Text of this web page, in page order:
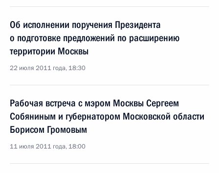
Об исполнении поручения Президента
о подготовке предложений по расширению
территории Москвы
22 июля 2011 года, 18:30
Рабочая встреча с мэром Москвы Сергеем
Собяниным и губернатором Московской области
Борисом Громовым
11 июля 2011 года, 18:00